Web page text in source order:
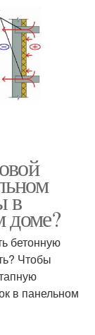
в
доме?
бетонную
Чтобы
в панельном